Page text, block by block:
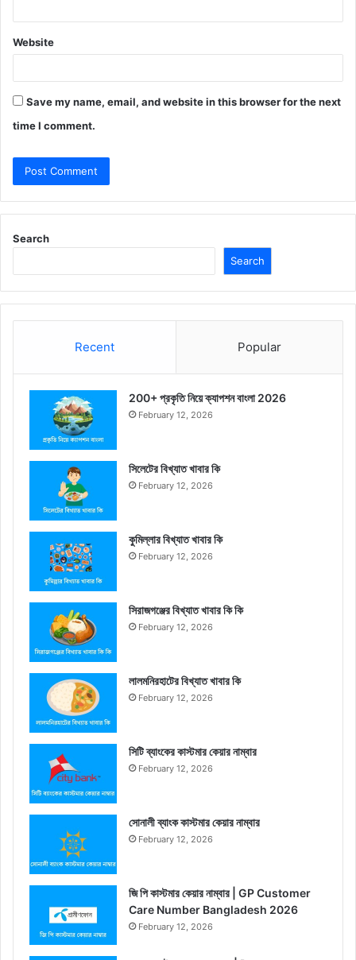
Website
Save my name, email, and website in this browser for the next
time I comment.
Search
Search
Recent Popular
200+ প্রকৃতি নিয়ে ক্যাপশন বাংলা 2026
February 12, 2026
সিলেটের বিখ্যাত খাবার কি
February 12, 2026
কুমিল্লার বিখ্যাত খাবার কি
February 12, 2026
সিরাজগঞ্জের বিখ্যাত খাবার কি কি
February 12, 2026
লালমনিরহাটের বিখ্যাত খাবার কি
February 12, 2026
সিটি ব্যাংকের কাস্টমার কেয়ার নাম্বার
February 12, 2026
সোনালী ব্যাংক কাস্টমার কেয়ার নাম্বার
February 12, 2026
জি পি কাস্টমার কেয়ার নাম্বার | GP Customer
Care Number Bangladesh 2026
February 12, 2026